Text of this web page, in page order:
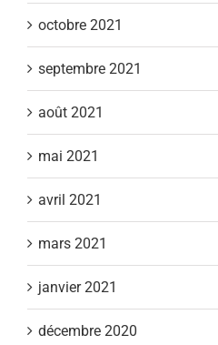
octobre 2021
septembre 2021
août 2021
mai 2021
avril 2021
mars 2021
janvier 2021
décembre 2020